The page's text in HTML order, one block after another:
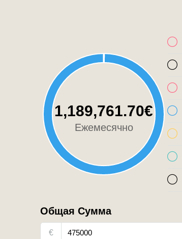
1,189,761.70€
Ежемесячно
Общая Сумма
€